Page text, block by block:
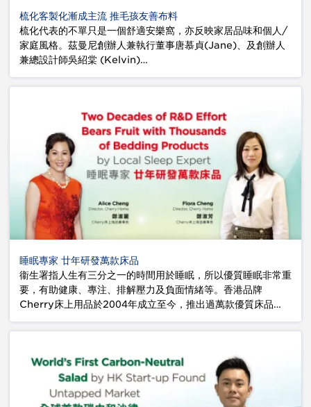
梳化客製化漸成主流 推毛孩友善布料
梳化代表的不單只是一個舒適安樂窩，亦反映家居品味和個人/
家庭風格。茲曼尼創辦人兼執行董事唐慕貞(Jane)、及創辦人
兼總設計師吳紹棠 (Kelvin)…
睡眠專家 廿年研發萬款床品
衞生署指人生有三分之一的時間用於睡眠，所以優質睡眠非常重
要，有助健康、專注、排解壓力及負面情緒等。香港品牌
Cherry床上用品於2004年成立至今，推出過萬款優質床品…